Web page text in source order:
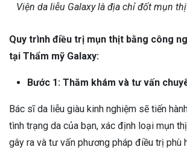
Viện da liễu Galaxy là địa chỉ đốt mụn
Quy trình điều trị mụn thịt bằng công
tại Thẩm mỹ Galaxy:
Bước 1: Thăm khám và tư vấn
Bác sĩ da liễu giàu kinh nghiệm sẽ tiến
tình trạng da của bạn, xác định loại mụn
gây ra và tư vấn phương pháp điều trị phù